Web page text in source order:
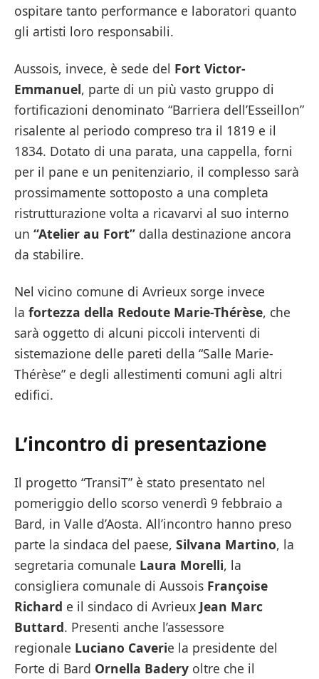
ospitare tanto performance e laboratori quanto
gli artisti loro responsabili.
Aussois, invece, è sede del Fort Victor-
Emmanuel, parte di un più vasto gruppo di
fortificazioni denominato “Barriera dell’Esseillon”
risalente al periodo compreso tra il 1819 e il
1834. Dotato di una parata, una cappella, forni
per il pane e un penitenziario, il complesso sarà
prossimamente sottoposto a una completa
ristrutturazione volta a ricavarvi al suo interno
un “Atelier au Fort” dalla destinazione ancora
da stabilire.
Nel vicino comune di Avrieux sorge invece
la fortezza della Redoute Marie-Thérèse, che
sarà oggetto di alcuni piccoli interventi di
sistemazione delle pareti della “Salle Marie-
Thérèse” e degli allestimenti comuni agli altri
edifici.
L’incontro di presentazione
Il progetto “TransiT” è stato presentato nel
pomeriggio dello scorso venerdì 9 febbraio a
Bard, in Valle d’Aosta. All’incontro hanno preso
parte la sindaca del paese, Silvana Martino, la
segretaria comunale Laura Morelli, la
consigliera comunale di Aussois Françoise
Richard e il sindaco di Avrieux Jean Marc
Buttard. Presenti anche l’assessore
regionale Luciano Caverie la presidente del
Forte di Bard Ornella Badery oltre che il